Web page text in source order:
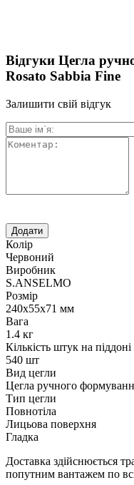
Відгуки Цегла
Rosato Sabbia Fine
Залишити свій відгук
Колір
Червоний
Виробник
S.ANSELMO
Розмір
240х55х71 мм
Вага
1.4 кг
Кількість штук на піддоні
540 шт
Вид цегли
Цегла ручного
Тип цегли
Повнотіла
Лицьова поверхня
Гладка
Доставка здійснюється
попутним вантажем по